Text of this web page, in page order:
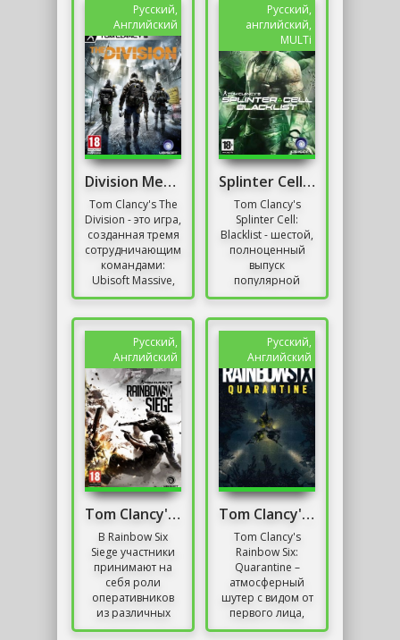
подписанных
именем
популярного
писателя....
локациями и...
Русский,
Английский
Division Механики
Tom Clancy's The
Division - это игра,
созданная тремя
сотрудничающими
командами:
Ubisoft Massive,
Ubisoft Reflections
Русский,
английский,
MULTi
Splinter Cell: Blacklist
Tom Clancy's
Splinter Cell:
Blacklist - шестой,
полноценный
выпуск
популярной
серии экшн-игр с
Ubisoft Toronto,...
Русский,
Английский
Tom Clancy's Rainbow Six: Siege (Репак)
В Rainbow Six
Siege участники
принимают на
себя роли
оперативников
из различных
специализированных
Русский,
Английский
Tom Clancy's Rainbow Six: Quarantine
Tom Clancy's
Rainbow Six:
Quarantine –
атмосферный
шутер с видом от
первого лица,
экспериментальными